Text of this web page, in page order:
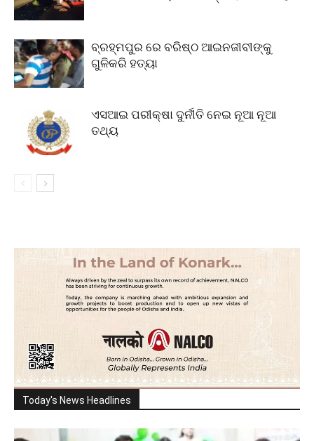
ବ୍ରହ୍ମପୁର ରେ ବରିଷ୍ଠ ଆଇନଜୀବୀଙ୍କୁ
ଗୁଳିକରି ହତ୍ୟା
ଏସଆଇ ପରୀକ୍ଷା ଦୁର୍ନୀତି ନେଇ ନୂଆ ନୂଆ
ତଥ୍ୟ
Today's News Headlines